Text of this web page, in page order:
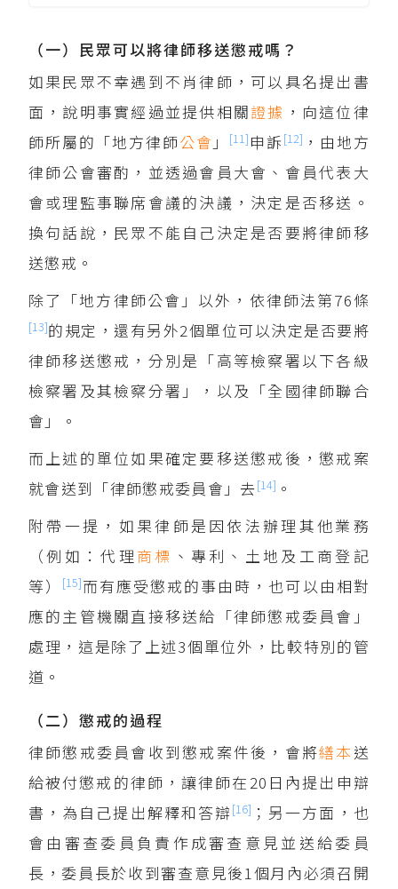
（一）民眾可以將律師移送懲戒嗎？
如果民眾不幸遇到不肖律師，可以具名提出書
面，說明事實經過並提供相關證據 ，向這位律
師所屬的「地方律師公會 」 [11] 申訴[12] ，由地方
律師公會審酌，並透過會員大會、會員代表大
會或理監事聯席會議的決議，決定是否移送。
換句話說，民眾不能自己決定是否要將律師移
送懲戒。
除了「地方律師公會」以外，依律師法第76條
[13]的規定，還有另外2個單位可以決定是否要將
律師移送懲戒，分別是「高等檢察署以下各級
檢察署及其檢察分署」，以及「全國律師聯合
會」。
而上述的單位如果確定要移送懲戒後，懲戒案
就會送到「律師懲戒委員會」去 [14] 。
附帶一提，如果律師是因依法辦理其他業務
（例如：代理 商標 、專利、土地及工商登記
等）
[15]而有應受懲戒的事由時，也可以由相對
應的主管機關直接移送給「律師懲戒委員會」
處理，這是除了上述3個單位外，比較特別的管
道。
（二）懲戒的過程
律師懲戒委員會收到懲戒案件後，會將繕本 送
給被付懲戒的律師，讓律師在20日內提出申辯
書，為自己提出解釋和答辯 [16] ；另一方面，也
會由審查委員負責作成審查意見並送給委員
長，委員長於收到審查意見後1個月內必須召開